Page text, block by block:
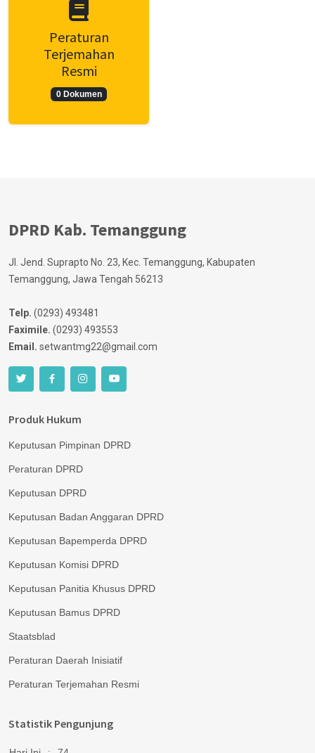
Peraturan
Terjemahan
Resmi
0 Dokumen
DPRD Kab. Temanggung
Jl. Jend. Suprapto No. 23, Kec. Temanggung, Kabupaten
Temanggung, Jawa Tengah 56213
Telp. (0293) 493481
Faximile. (0293) 493553
Email. setwantmg22@gmail.com
Produk Hukum
Keputusan Pimpinan DPRD
Peraturan DPRD
Keputusan DPRD
Keputusan Badan Anggaran DPRD
Keputusan Bapemperda DPRD
Keputusan Komisi DPRD
Keputusan Panitia Khusus DPRD
Keputusan Bamus DPRD
Staatsblad
Peraturan Daerah Inisiatif
Peraturan Terjemahan Resmi
Statistik Pengunjung